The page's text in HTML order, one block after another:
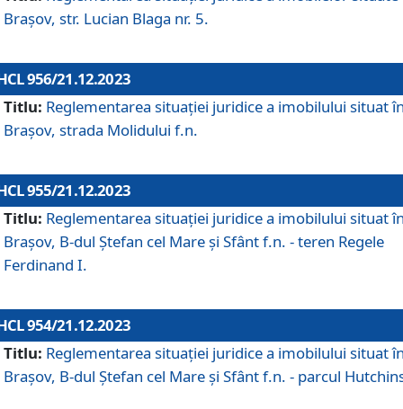
Brașov, str. Lucian Blaga nr. 5.
956/21.12.2023
Titlu: Reglementarea situației juridice a imobilului situat
Brașov, strada Molidului f.n.
955/21.12.2023
Titlu: Reglementarea situației juridice a imobilului situat
Brașov, B-dul Ștefan cel Mare și Sfânt f.n. - teren Regele
Ferdinand I.
954/21.12.2023
Titlu: Reglementarea situației juridice a imobilului situat
Brașov, B-dul Ștefan cel Mare și Sfânt f.n. - parcul